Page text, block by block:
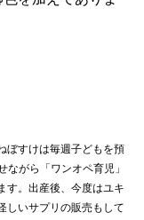
ぼすけは毎週子どもを預
がら「ワンオペ育児」
す。出産後、今度はユキ
しいサプリの販売もして